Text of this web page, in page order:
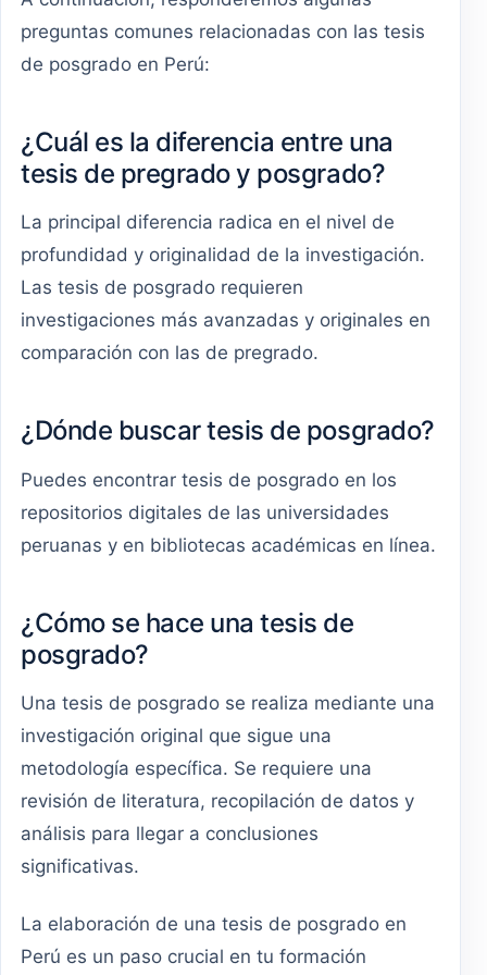
preguntas comunes relacionadas con las tesis
de posgrado en Perú:
¿Cuál es la diferencia entre una
tesis de pregrado y posgrado?
La principal diferencia radica en el nivel de
profundidad y originalidad de la investigación.
Las tesis de posgrado requieren
investigaciones más avanzadas y originales en
comparación con las de pregrado.
¿Dónde buscar tesis de posgrado?
Puedes encontrar tesis de posgrado en los
repositorios digitales de las universidades
peruanas y en bibliotecas académicas en línea.
¿Cómo se hace una tesis de
posgrado?
Una tesis de posgrado se realiza mediante una
investigación original que sigue una
metodología específica. Se requiere una
revisión de literatura, recopilación de datos y
análisis para llegar a conclusiones
significativas.
La elaboración de una tesis de posgrado en
Perú es un paso crucial en tu formación